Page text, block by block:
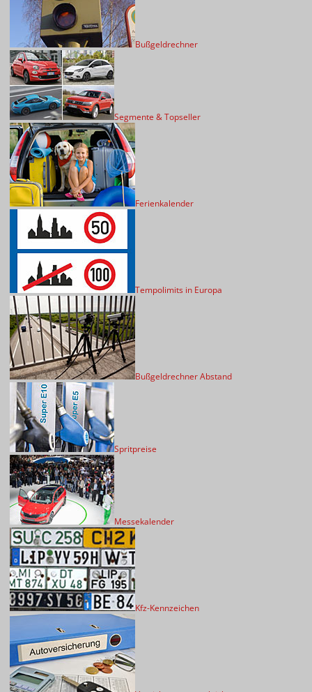
Bußgeldrechner
Segmente & Topseller
Ferienkalender
Tempolimits in Europa
Bußgeldrechner Abstand
Spritpreise
Messekalender
Kfz-Kennzeichen